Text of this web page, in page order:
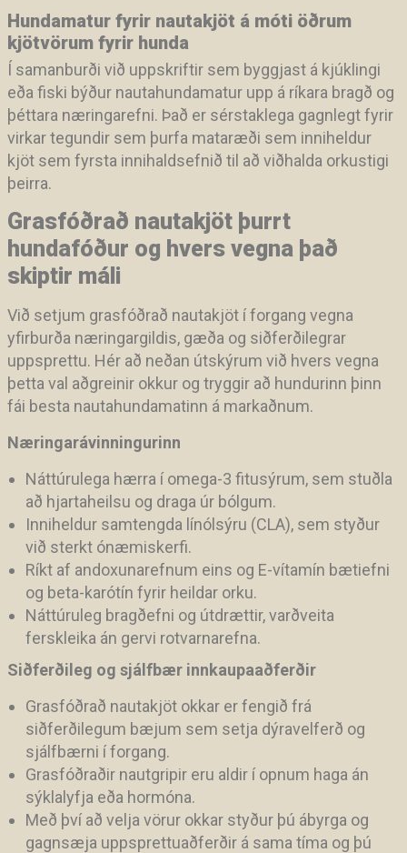
Hundamatur fyrir nautakjöt á móti öðrum
kjötvörum fyrir hunda
Í samanburði við uppskriftir sem byggjast á kjúklingi
eða fiski býður nautahundamatur upp á ríkara bragð og
þéttara næringarefni. Það er sérstaklega gagnlegt fyrir
virkar tegundir sem þurfa mataræði sem inniheldur
kjöt sem fyrsta innihaldsefnið til að viðhalda orkustigi
þeirra.
Grasfóðrað nautakjöt þurrt
hundafóður og hvers vegna það
skiptir máli
Við setjum grasfóðrað nautakjöt í forgang vegna
yfirburða næringargildis, gæða og siðferðilegrar
uppsprettu. Hér að neðan útskýrum við hvers vegna
þetta val aðgreinir okkur og tryggir að hundurinn þinn
fái besta nautahundamatinn á markaðnum.
Næringarávinningurinn
Náttúrulega hærra í omega-3 fitusýrum, sem stuðla
að hjartaheilsu og draga úr bólgum.
Inniheldur samtengda línólsýru (CLA), sem styður
við sterkt ónæmiskerfi.
Ríkt af andoxunarefnum eins og E-vítamín bætiefni
og beta-karótín fyrir heildar orku.
Náttúruleg bragðefni og útdrættir, varðveita
ferskleika án gervi rotvarnarefna.
Siðferðileg og sjálfbær innkaupaaðferðir
Grasfóðrað nautakjöt okkar er fengið frá
siðferðilegum bæjum sem setja dýravelferð og
sjálfbærni í forgang.
Grasfóðraðir nautgripir eru aldir í opnum haga án
sýklalyfja eða hormóna.
Með því að velja vörur okkar styður þú ábyrga og
gagnsæja uppsprettuaðferðir á sama tíma og þú